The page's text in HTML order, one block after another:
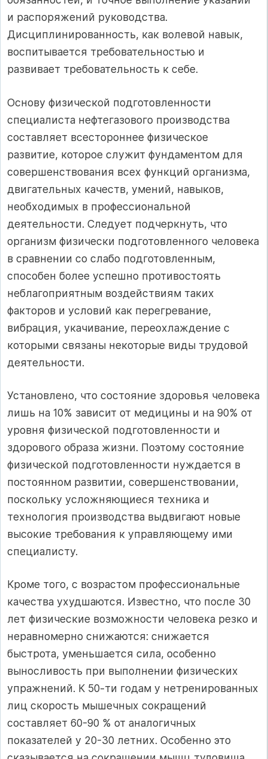
и распоряжений руководства.
Дисциплинированность, как волевой навык,
воспитывается требовательностью и
развивает требовательность к себе.
Основу физической подготовленности
специалиста нефтегазового производства
составляет всестороннее физическое
развитие, которое служит фундаментом для
совершенствования всех функций организма,
двигательных качеств, умений, навыков,
необходимых в профессиональной
деятельности. Следует подчеркнуть, что
организм физически подготовленного человека
в сравнении со слабо подготовленным,
способен более успешно противостоять
неблагоприятным воздействиям таких
факторов и условий как перегревание,
вибрация, укачивание, переохлаждение с
которыми связаны некоторые виды трудовой
деятельности.
Установлено, что состояние здоровья человека
лишь на 10% зависит от медицины и на 90% от
уровня физической подготовленности и
здорового образа жизни. Поэтому состояние
физической подготовленности нуждается в
постоянном развитии, совершенствовании,
поскольку усложняющиеся техника и
технология производства выдвигают новые
высокие требования к управляющему ими
специалисту.
Кроме того, с возрастом профессиональные
качества ухудшаются. Известно, что после 30
лет физические возможности человека резко и
неравномерно снижаются: снижается
быстрота, уменьшается сила, особенно
выносливость при выполнении физических
упражнений. К 50-ти годам у нетренированных
лиц скорость мышечных сокращений
составляет 60-90 % от аналогичных
показателей у 20-30 летних. Особенно это